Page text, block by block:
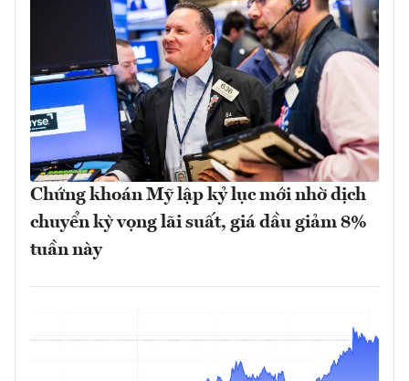
Chứng khoán Mỹ lập kỷ lục mới nhờ dịch
chuyển kỳ vọng lãi suất, giá dầu giảm 8%
tuần này